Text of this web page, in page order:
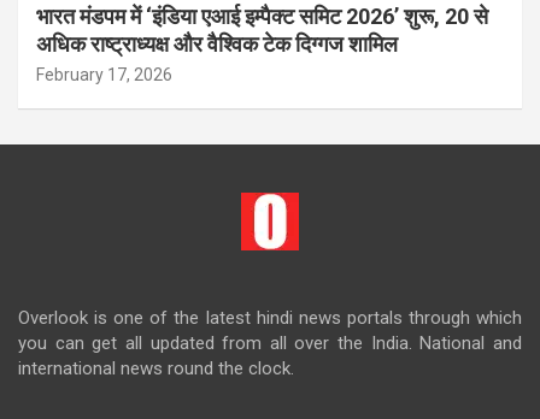
भारत मंडपम में ‘इंडिया एआई इम्पैक्ट समिट 2026’ शुरू, 20 से
अधिक राष्ट्राध्यक्ष और वैश्विक टेक दिग्गज शामिल
February 17, 2026
Overlook is one of the latest hindi news portals through which
you can get all updated from all over the India. National and
international news round the clock.